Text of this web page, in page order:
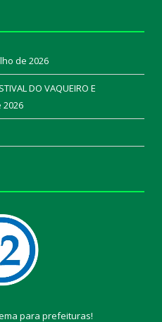
de 2026
DO VAQUEIRO E
2026
para prefeituras!